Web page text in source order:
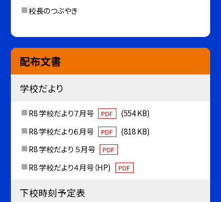
校長のつぶやき
配布文書
学校だより
R8 学校だより７月号 PDF
(554 KB)
R8 学校だより６月号
PDF
(818 KB)
R8 学校だより ５月号
PDF
R8 学校だより４月号（HP) PDF
下校時刻予定表